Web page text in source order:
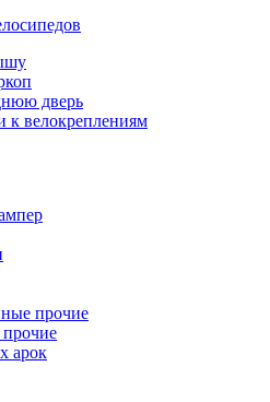
дверь
к велокреплениям
прочие
прочие
арок